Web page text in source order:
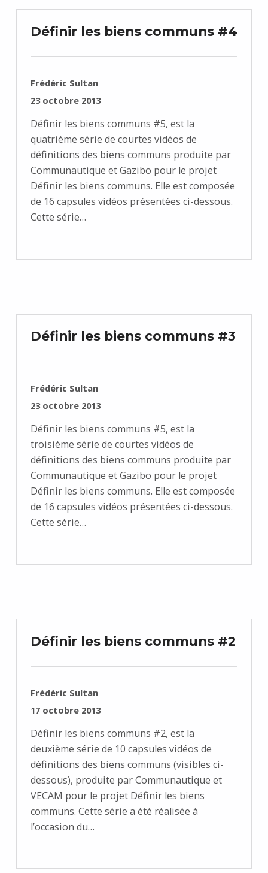
Définir les biens communs #4
RÉDIGÉ PAR :
Frédéric Sultan
PUBLIÉ SUR :
23 octobre 2013
Définir les biens communs #5, est la
quatrième série de courtes vidéos de
définitions des biens communs produite par
Communautique et Gazibo pour le projet
Définir les biens communs. Elle est composée
de 16 capsules vidéos présentées ci-dessous.
Cette série…
Définir les biens communs #3
RÉDIGÉ PAR :
Frédéric Sultan
PUBLIÉ SUR :
23 octobre 2013
Définir les biens communs #5, est la
troisième série de courtes vidéos de
définitions des biens communs produite par
Communautique et Gazibo pour le projet
Définir les biens communs. Elle est composée
de 16 capsules vidéos présentées ci-dessous.
Cette série…
Définir les biens communs #2
RÉDIGÉ PAR :
Frédéric Sultan
PUBLIÉ SUR :
17 octobre 2013
Définir les biens communs #2, est la
deuxième série de 10 capsules vidéos de
définitions des biens communs (visibles ci-
dessous), produite par Communautique et
VECAM pour le projet Définir les biens
communs. Cette série a été réalisée à
l’occasion du…